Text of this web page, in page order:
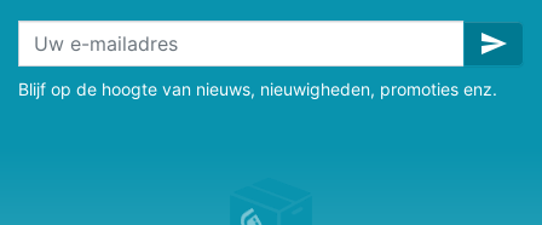
send
Blijf op de hoogte van nieuws, nieuwigheden, promoties enz.